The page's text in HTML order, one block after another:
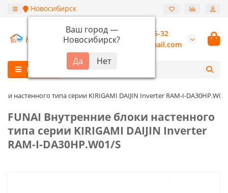
Новосибирск
Ваш город —
Новосибирск?
+7 (913) 987-55-32
burannsk@gmail.com
Каталог
настенного типа серии KIRIGAMI DAIJIN Inverter RAM-I-
FUNAI Внутренние блоки настенного
типа серии KIRIGAMI DAIJIN Inverter
RAM-I-DA30HP.W01/S